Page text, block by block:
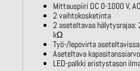
Mittauspiiri DC 0-1000 V,
2 vaihtokosketinta
2 aseteltavaa
kΩ
Työ-/lepovirta aseteltavissa
Aseteltava kapasitanssiarvo
LED-palkki eristystason